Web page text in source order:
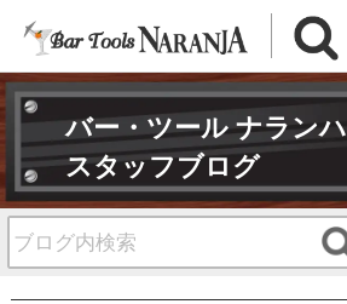
バー・ツール ナランハ
スタッフブログ